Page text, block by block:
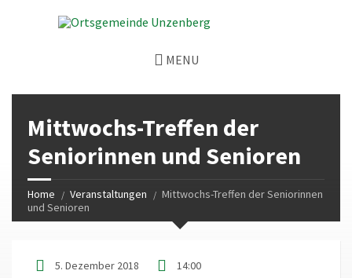
MENU
Mittwochs-Treffen der
Seniorinnen und Senioren
Home Veranstaltungen
Mittwochs-Treffen der Seniorinnen
und Senioren
5. Dezember 2018
14:00